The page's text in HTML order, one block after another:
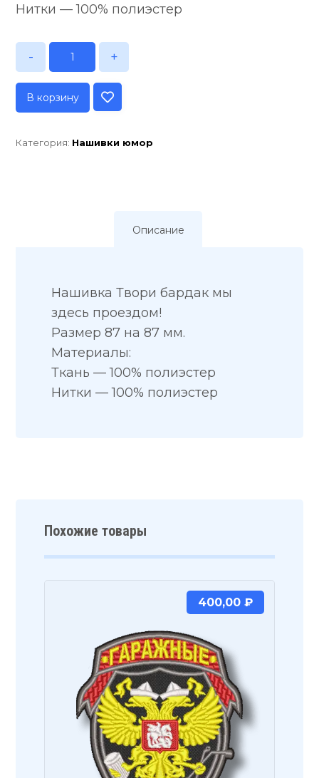
Нитки — 100% полиэстер
- +
В корзину
Категория: Нашивки юмор
Описание
Нашивка Твори бардак мы
здесь проездом!
Размер 87 на 87 мм.
Материалы:
Ткань — 100% полиэстер
Нитки — 100% полиэстер
Похожие товары
400,00 ₽